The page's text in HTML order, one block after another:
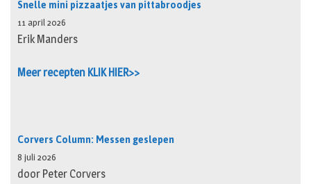
Snelle mini pizzaatjes van pittabroodjes
11 april 2026
Erik Manders
Meer recepten KLIK HIER>>
Corvers Column: Messen geslepen
8 juli 2026
door Peter Corvers